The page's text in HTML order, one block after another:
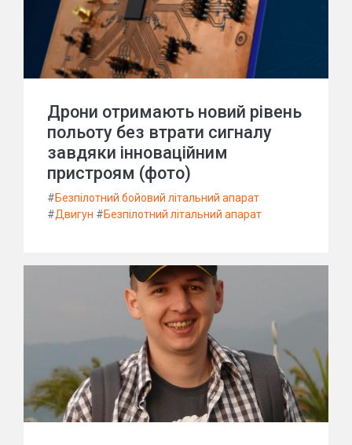
Дрони отримають новий рівень
польоту без втрати сигналу
завдяки інноваційним
пристроям (фото)
#Безпілотний бойовий літальний апарат
#Двигун #Безпілотний літальний апарат